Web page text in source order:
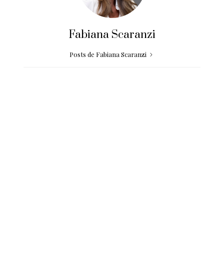
Fabiana Scaranzi
Posts de Fabiana Scaranzi